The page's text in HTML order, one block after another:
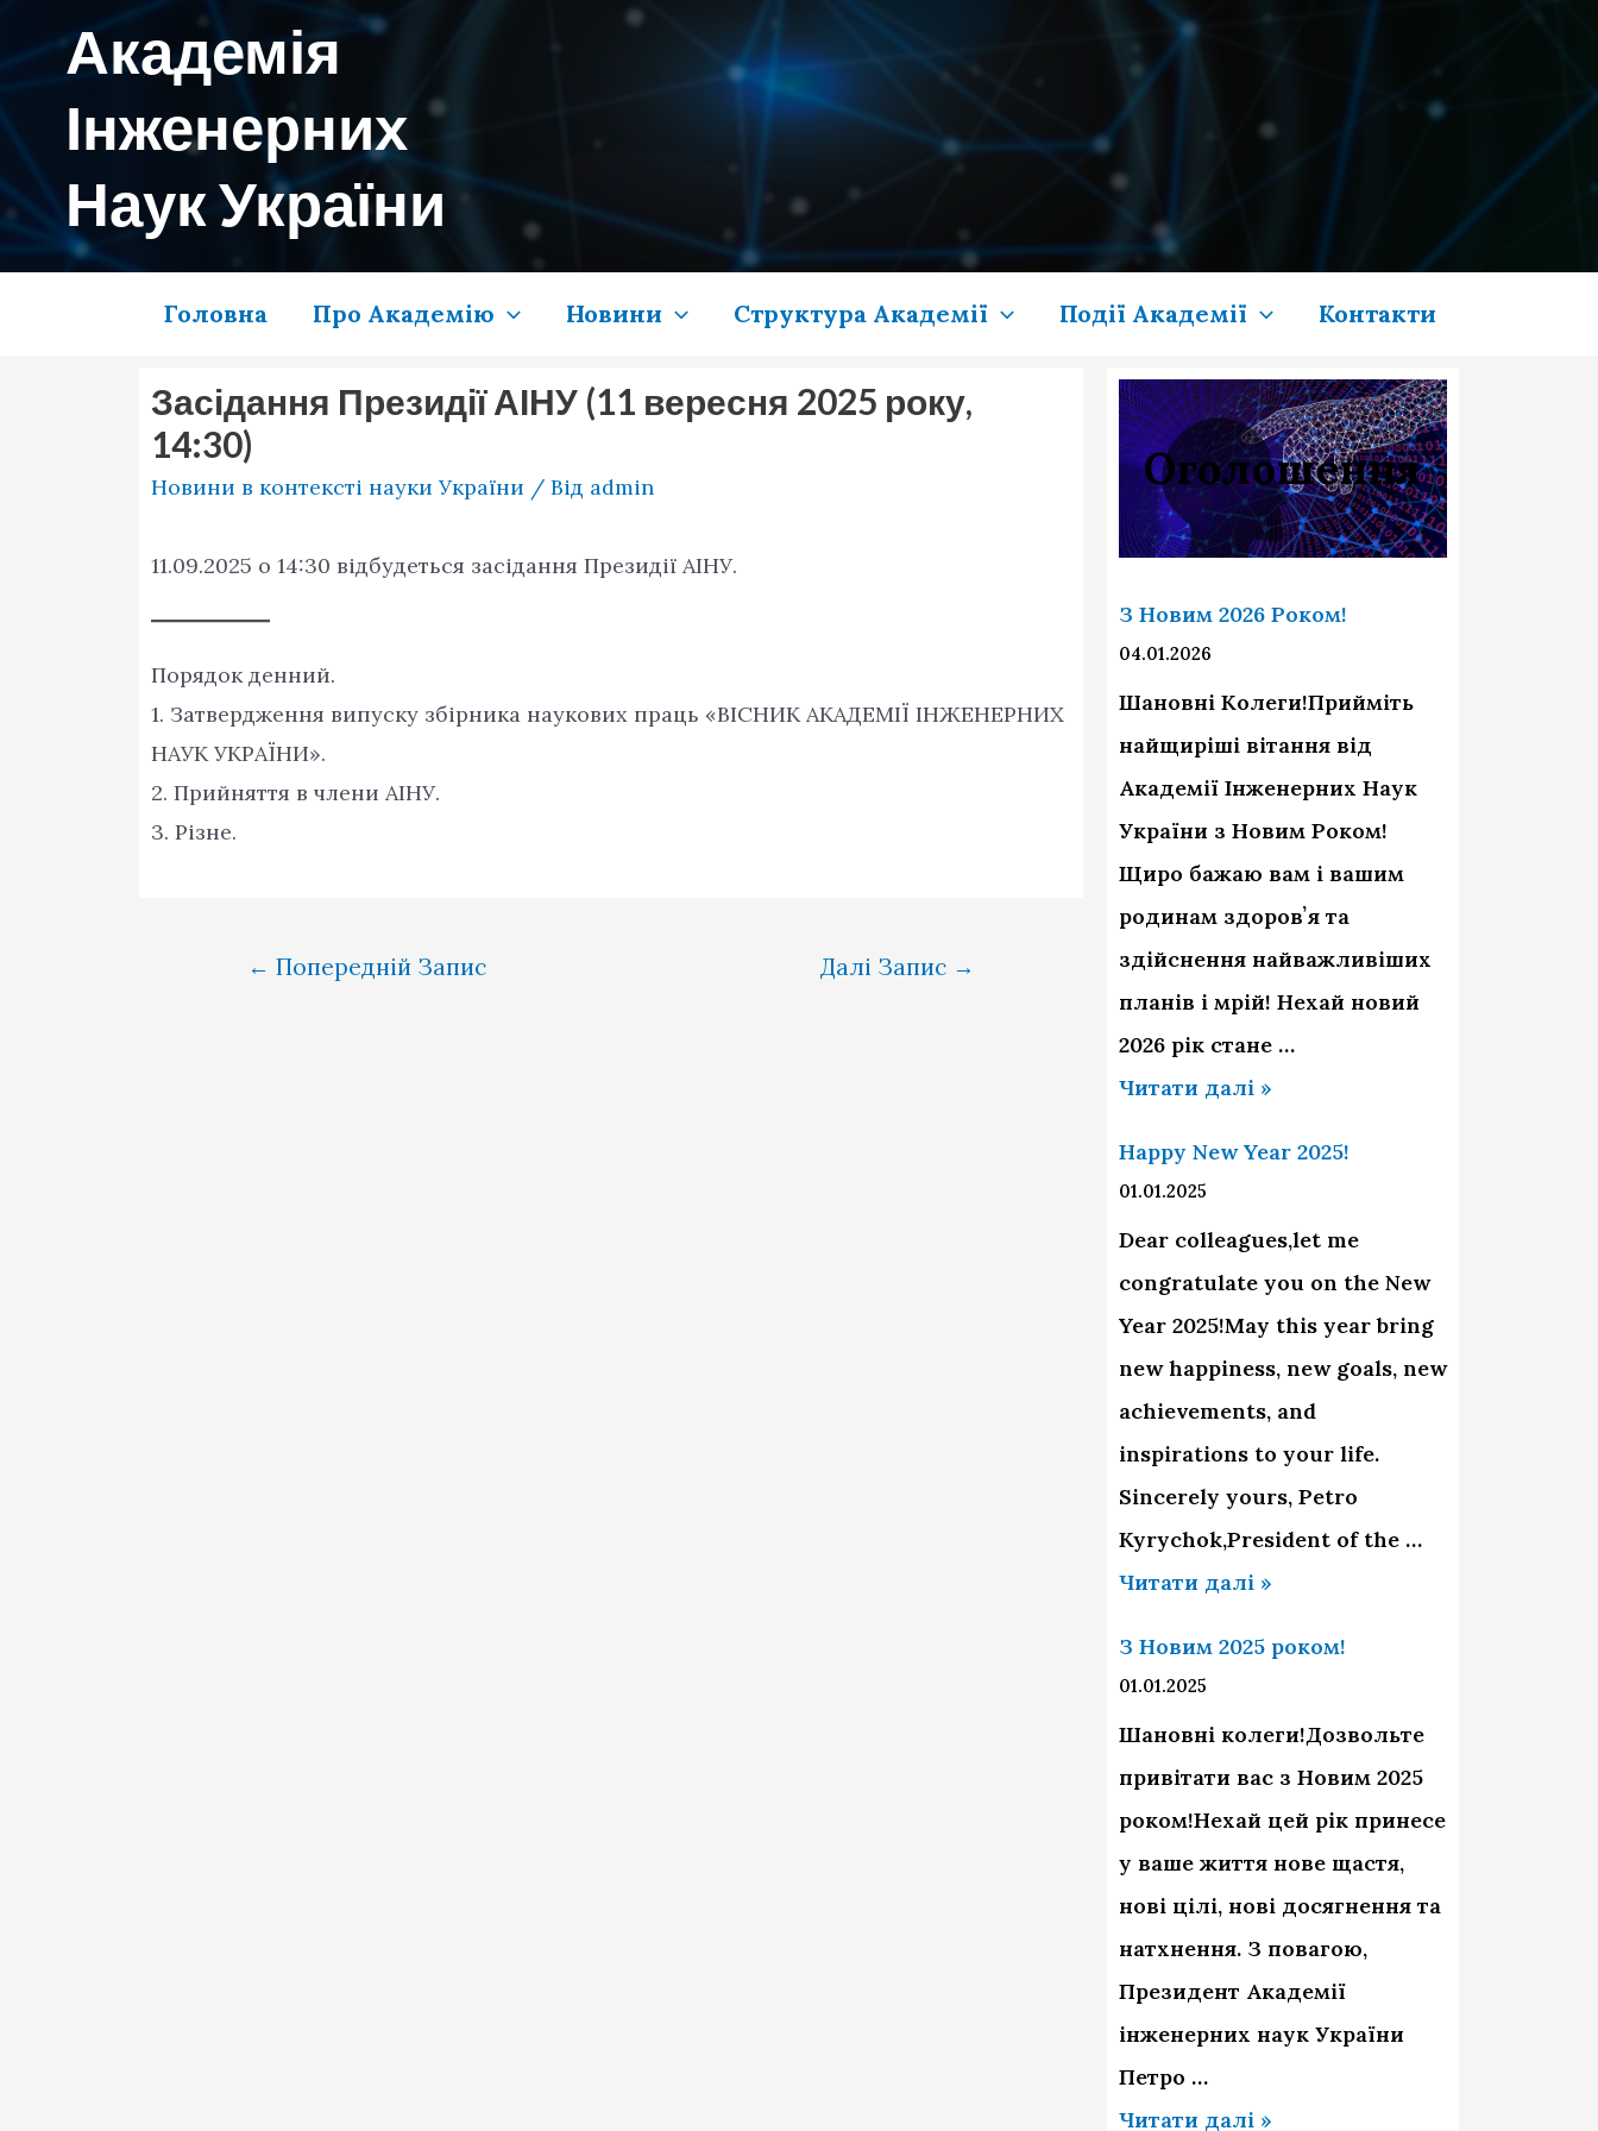
до
Академія
Інженерних
Наук України
Головна Про Академію Новини Структура Академії Події Академії Контакти
Засідання Президії АІНУ (11 вересня 2025 року,
14:30)
Новини в контексті науки України / Від admin
11.09.2025 о 14:30 відбудеться засідання Президії АІНУ.
Порядок денний.
1. Затвердження випуску збірника наукових праць «ВІСНИК АКАДЕМІЇ ІНЖЕНЕРНИХ
НАУК УКРАЇНИ».
2. Прийняття в члени АІНУ.
3. Різне.
Навігація
← Попередній Запис Далі Запис →
Оголошення
З Новим 2026 Роком!
04.01.2026
Шановні Колеги!Прийміть
найщиріші вітання від
Академії Інженерних Наук
України з Новим Роком!
Щиро бажаю вам і вашим
родинам здоровʼя та
здійснення найважливіших
планів і мрій! Нехай новий
2026 рік стане …
З
о
м
!
Читати далі »
Happy New Year 2025!
01.01.2025
Dear colleagues,let me
congratulate you on the New
Year 2025!May this year bring
new happiness, new goals, new
achievements, and
inspirations to your life.
Sincerely yours, Petro
Kyrychok,President of the …
H
e
w
Читати далі »
З Новим 2025 роком!
01.01.2025
Шановні колеги!Дозвольте
привітати вас з Новим 2025
роком!Нехай цей рік принесе
у ваше життя нове щастя,
нові цілі, нові досягнення та
натхнення. З повагою,
Президент Академії
інженерних наук України
Петро …
З
Читати далі »